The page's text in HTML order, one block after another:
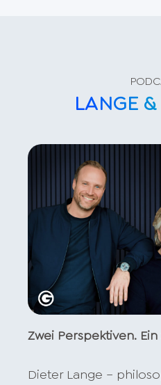
LANGE
Zwei Perspektiven.
Dieter Lange –